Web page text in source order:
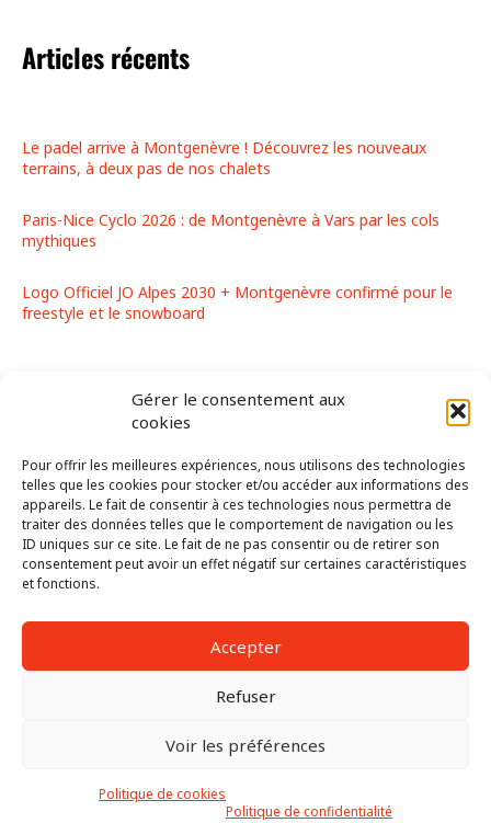
Gérer le consentement aux
cookies
Pour offrir les meilleures expériences, nous utilisons des technologies
telles que les cookies pour stocker et/ou accéder aux informations des
appareils. Le fait de consentir à ces technologies nous permettra de
traiter des données telles que le comportement de navigation ou les
ID uniques sur ce site. Le fait de ne pas consentir ou de retirer son
consentement peut avoir un effet négatif sur certaines caractéristiques
et fonctions.
Accepter
Refuser
Voir les préférences
Politique de cookies
Politique de confidentialité
Articles récents
Le padel arrive à Montgenèvre ! Découvrez les nouveaux
terrains, à deux pas de nos chalets
Paris-Nice Cyclo 2026 : de Montgenèvre à Vars par les cols
mythiques
Logo Officiel JO Alpes 2030 + Montgenèvre confirmé pour le
freestyle et le snowboard
Nos partenaires
Chalets Hosszu © 2026
Politique de confidentialité